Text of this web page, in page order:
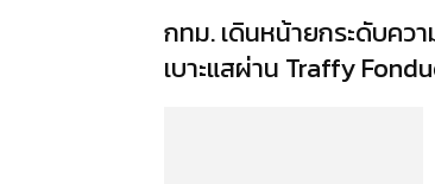
กทม. เดินหน้ายกระดับคว
เบาะแสผ่าน Traffy